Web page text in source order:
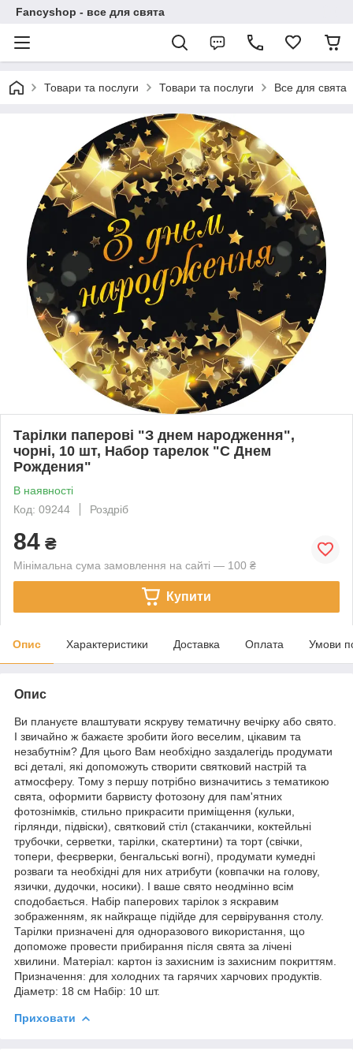
Fancyshop - все для свята
Товари та послуги Товари та послуги Все для свята
Тарілки паперові "З днем народження",
чорні, 10 шт, Набор тарелок "С Днем
Рождения"
В наявності
Код: 09244
Роздріб
84 ₴
Мінімальна сума замовлення на сайті — 100 ₴
Купити
Опис Характеристики Доставка Оплата Умови
Опис
Ви плануєте влаштувати яскруву тематичну вечірку або свято.
І звичайно ж бажаєте зробити його веселим, цікавим та
незабутнім? Для цього Вам необхідно заздалегідь продумати
всі деталі, які допоможуть створити святковий настрій та
атмосферу. Тому з першу потрібно визначитись з тематикою
свята, оформити барвисту фотозону для пам'ятних
фотознімків, стильно прикрасити приміщення (кульки,
гірлянди, підвіски), святковий стіл (стаканчики, коктейльні
трубочки, серветки, тарілки, скатертини) та торт (свічки,
топери, феєрверки, бенгальські вогні), продумати кумедні
розваги та необхідні для них атрибути (ковпачки на голову,
язички, дудочки, носики). І ваше свято неодмінно всім
сподобається. Набір паперових тарілок з яскравим
зображенням, як найкраще підійде для сервірування столу.
Тарілки призначені для одноразового використання, що
допоможе провести прибирання після свята за лічені
хвилини. Матеріал: картон із захисним із захисним покриттям.
Призначення: для холодних та гарячих харчових продуктів.
Діаметр: 18 см Набір: 10 шт.
Приховати